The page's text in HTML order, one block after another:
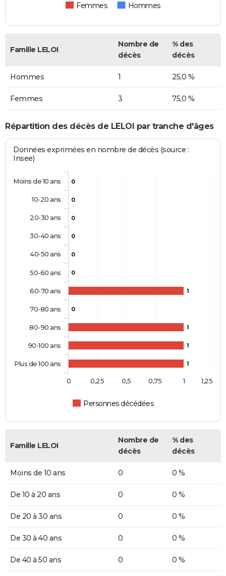
Femmes Hommes
Famille LELOI
Nombre de
décès
% des
décès
Hommes 1 25,0 %
Femmes 3 75,0 %
Répartition des décès de LELOI par tranche d'âges
Données exprimées en nombre de décès (source :
Insee)
0
0
0
0
0
0
1
0
1
1
1
Personnes décédées
Moins de 10 ans
10-20 ans
20-30 ans
30-40 ans
40-50 ans
50-60 ans
60-70 ans
70-80 ans
80-90 ans
90-100 ans
Plus de 100 ans
0 1
0,25 0,5 0,75 1,25
Famille LELOI
Nombre de
décès
% des
décès
Moins de 10 ans 0 0 %
De 10 à 20 ans 0 0 %
De 20 à 30 ans 0 0 %
De 30 à 40 ans 0 0 %
De 40 à 50 ans 0 0 %